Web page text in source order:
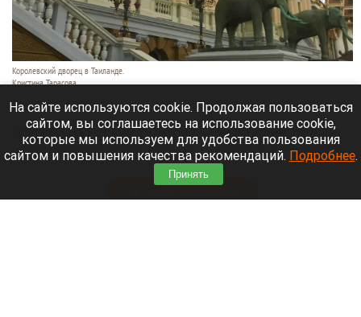
Королевский дворец в Таиланде.
Кристина Тарасова
9 августа 2026 в 15:35
Диджей из России Дмитрий — выступает под
псевдонимом DJ FЫRРИN — пропал в Таиланде
после возникновения проблем с документами.
На сайте используются cookie. Продолжая пользоваться
сайтом, вы соглашаетесь на использование cookie,
которые мы используем для удобства пользования
сайтом и повышения качества рекомендаций. Подробнее.
Принять